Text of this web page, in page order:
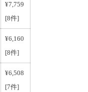
¥7,759
[8件]
¥6,160
[8件]
¥6,508
[7件]